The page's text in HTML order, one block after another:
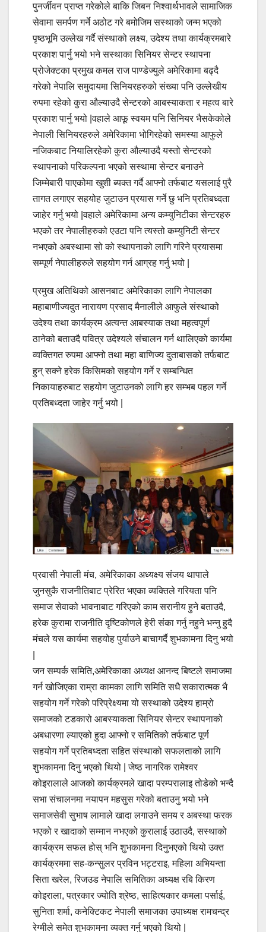
पुनर्जीवन प्राप्त गरेकोले बाकि जिबन निश्वार्थभावले सामाजिक
सेवामा समर्पण गर्ने अठोट गरे बमोजिम सस्थाको जन्म भएको
पृष्ठभूमि उल्लेख गर्दै संस्थाको लक्ष्य, उदेश्य तथा कार्यक्रमबारे
प्रकाश पार्नु भयो भने सस्थाका सिनियर सेन्टर स्थापना
प्रोजेक्टका प्रमुख कमल राज पाण्डेज्युले अमेरिकामा बढ्दै
गरेको नेपालि समुदायमा सिनियरहरुको संख्या पनि उल्लेखीय
रुपमा रहेको कुरा औल्याउदै सेन्टरको आबस्याकता र महत्व बारे
प्रकाश पार्नु भयो |वहाले आफू स्वयम पनि सिनियर भैसकेकोले
नेपाली सिनियरहरुले अमेरिकामा भोगिरहेको समस्या आफुले
नजिकबाट नियालिरहेको कुरा औल्याउदै यस्तो सेन्टरको
स्थापनाको परिकल्पना भएको सस्थामा सेन्टर बनाउने
जिम्मेबारी पाएकोमा खुशी ब्यक्त गर्दै आफ्नो तर्फबाट यसलाई पुरै
तागत लगाएर सहयोह जुटाउन प्रयास गर्ने छु भनि प्रतिबध्दता
जाहेर गर्नु भयो |वहाले अमेरिकामा अन्य कम्युनिटीका सेन्टरहरु
भएको तर नेपालीहरुको एउटा पनि त्यस्तो कम्युनिटी सेन्टर
नभएको अबस्थामा सो को स्थापनाको लागि गरिने प्रयासमा
सम्पूर्ण नेपालीहरुले सहयोग गर्न आग्रह गर्नु भयो |
प्रमुख अतिथिको आसनबाट अमेरिकाका लागि नेपालका
महाबाणीज्यदुत नारायण प्रसाद मैनालीले आफुले संस्थाको
उदेश्य तथा कार्यक्रम अत्यन्त आबस्याक तथा महत्वपूर्ण
ठानेको बताउदै पवित्र उदेश्यले संचालन गर्न थालिएको कार्यमा
व्यक्तिगत रुपमा आफ्नो तथा महा बाणिज्य दुताबासको तर्फबाट
हुन् सक्ने हरेक किसिमको सहयोग गर्ने र सम्बन्धित
निकायाहरुबाट सहयोग जुटाउनको लागि हर सम्भब पहल गर्ने
प्रतिबध्दता जाहेर गर्नु भयो |
प्रवासी नेपाली मंच, अमेरिकाका अध्यक्ष्य संजय थापाले
जुनसुकै राजनीतिबाट प्रेरित भएका व्यक्तिले गरियता पनि
समाज सेवाको भावनाबाट गरिएको काम सरानीय हुने बताउदै,
हरेक कुरामा राजनीति दृष्टिकोणले हेरी संका गर्नु नहुने भन्नु हुदै
मंचले यस कार्यमा सहयोह पुर्याउने बाचागर्दै शुभकामना दिनु भयो
जन सम्पर्क समिति,अमेरिकाका अध्यक्ष आनन्द बिष्टले समाजमा
गर्न खोजिएका राम्रा कामका लागि समिति सधै सकारात्मक भै
सहयोग गर्ने गरेको परिप्रेक्ष्यमा यो सस्थाको उदेश्य हाम्रो
समाजको टडकारो आबस्याकता सिनियर सेन्टर स्थापनाको
अबधारणा ल्याएको हुदा आफ्नो र समितिको तर्फबाट पूर्ण
सहयोग गर्ने प्रतिबध्दता सहित संस्थाको सफलताको लागि
शुभकामना दिनु भएको थियो | जेष्ठ नागरिक रामेश्वर
कोइरालाले आजको कार्यक्रमले खादा परम्परालाइ तोडेको भन्दै
सभा संचालनमा नयापन महसुस गरेको बताउनु भयो भने
समाजसेवी सुभाष लामाले खादा लगाउने समय र अबस्था फरक
भएको र खादाको सम्मान नभएको कुरालाई उठाउदै, सस्थाको
कार्यक्रम सफल होस् भनि शुभकामना दिनुभएको थियो उक्त
कार्यक्रममा सह-कन्सुलर प्रविन भट्टराइ, महिला अभियन्ता
सिता खरेल, रिजउड नेपालि समितिका अध्यक्ष रबि किरण
कोइराला, पत्रकार ज्योति श्रेष्ठ, साहित्यकार कमला पर्साई,
सुनिता शर्मा, कनेक्टिकट नेपाली समाजका उपाध्यक्ष रामचन्द्र
रेग्मीले समेत शुभकामना व्यक्त गर्नु भएको थियो |